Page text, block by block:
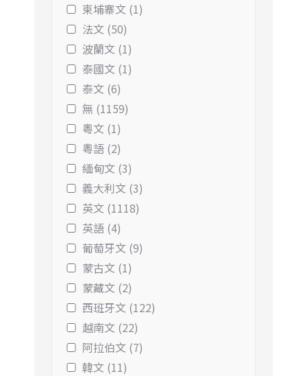
柬埔寨文 (1)
法文 (50)
波蘭文 (1)
泰國文 (1)
泰文 (6)
無 (1159)
粵文 (1)
粵語 (2)
緬甸文 (3)
義大利文 (3)
英文 (1118)
英語 (4)
葡萄牙文 (9)
蒙古文 (1)
蒙藏文 (2)
西班牙文 (122)
越南文 (22)
阿拉伯文 (7)
韓文 (11)